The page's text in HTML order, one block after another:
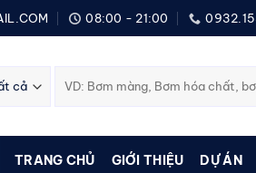
08:00 - 21:00
kiếm:
TRANG CHỦ GIỚI THIỆU DỰ ÁN